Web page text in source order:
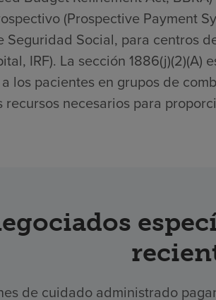
(Prospective Payment
Seguridad Social, para centros
IRF). La sección
los pacientes en grupos de
recursos necesarios para
de cuidado administrado